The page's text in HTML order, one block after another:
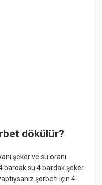
dökülür?
şeker ve su oranı
bardak su 4 bardak şeker
şerbeti için 4